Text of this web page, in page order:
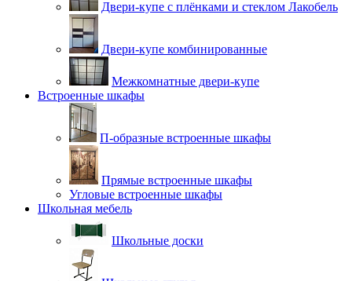
Двери-купе с плёнками и стеклом Лакобель
Двери-купе комбинированные
Межкомнатные двери-купе
Встроенные шкафы
П-образные встроенные шкафы
Прямые встроенные шкафы
Угловые встроенные шкафы
Школьная мебель
Школьные доски